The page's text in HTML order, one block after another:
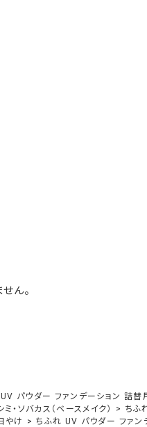
パウダー ファンデーション 詰替
ミ・ソバカス（ベースメイク） > ちふ
やけ > ちふれ UV パウダー ファン
ん。